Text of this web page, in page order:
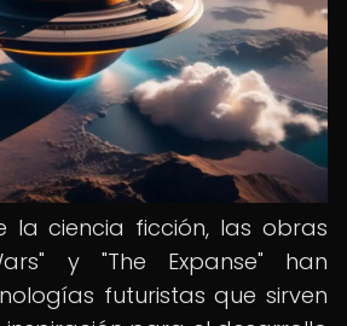
la ciencia ficción, las obras
y "The Expanse" han
futuristas que sirven